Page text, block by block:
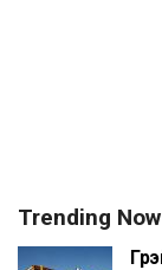
Trending Now